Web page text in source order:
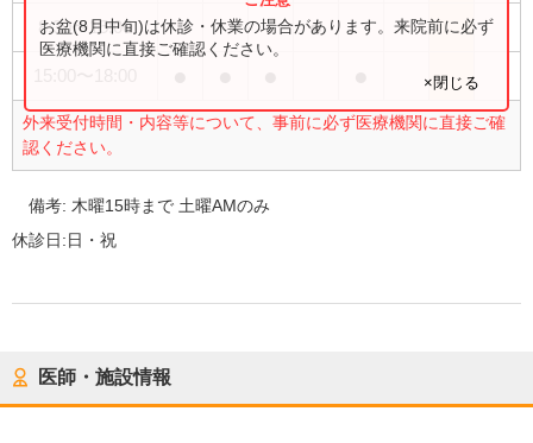
8:30〜15:00 ●
外来受付時間・内容等について、事前に必ず医療機関に直接ご確
認ください。
お盆(8月中旬)は休診・休業の場合があります。来院前に必ず
医療機関に直接ご確認ください。
×閉じる
備考: 木曜15時まで 土曜AMのみ
休診日:日・祝
医師・施設情報